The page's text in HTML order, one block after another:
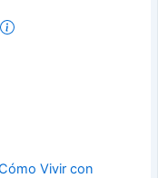
Vivir con